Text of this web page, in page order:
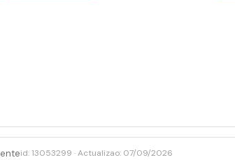
id: 13053299 · Actualizao: 07/09/2026